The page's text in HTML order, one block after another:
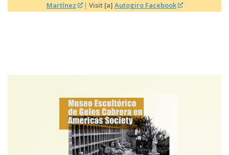
Martínez
| Visit [a] Autogiro Facebook